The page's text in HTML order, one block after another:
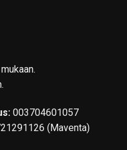
003704601057
(Maventa)